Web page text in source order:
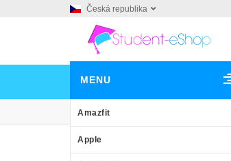
Česká republika
MENU
Amazfit
Apple